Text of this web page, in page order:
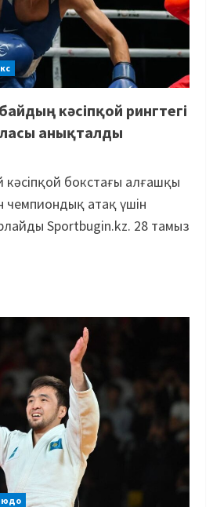
кәсіпқой рингтегі
анықталды
бокстағы алғашқы
чемпиондық атақ үшін
Sportbugin.kz. 28 тамыз